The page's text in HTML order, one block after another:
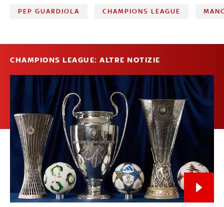
PEP GUARDIOLA CHAMPIONS LEAGUE
CHAMPIONS LEAGUE: ALTRE NOTIZIE